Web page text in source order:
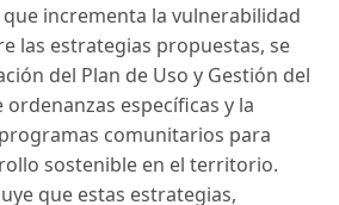
incrementa la vulnerabilidad
las estrategias propuestas, se
del Plan de Uso y Gestión del
ordenanzas específicas y la
comunitarios para
sostenible en el territorio.
que estas estrategias,